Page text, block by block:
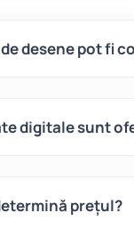
desene pot fi
digitale sunt
prețul?